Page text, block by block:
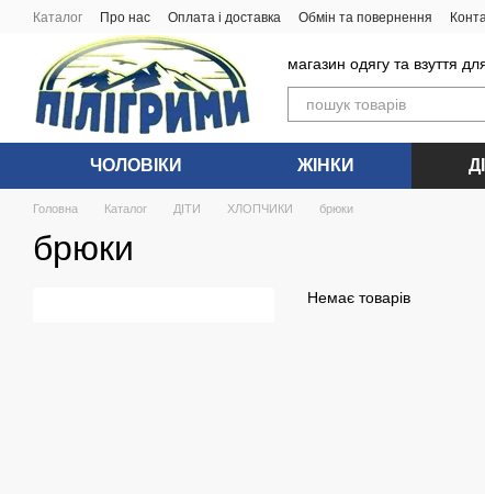
Перейти до основного контенту
Каталог Про нас Оплата і доставка Обмін та повернення
магазин одягу та взуття
ЧОЛОВIКИ ЖIНКИ
Головна Каталог ДIТИ ХЛОПЧИКИ брюки
брюки
Немає товарів